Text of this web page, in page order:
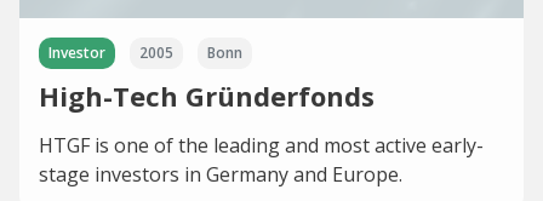
Investor 2005 Bonn
High-Tech Gründerfonds
HTGF is one of the leading and most active early-
stage investors in Germany and Europe.